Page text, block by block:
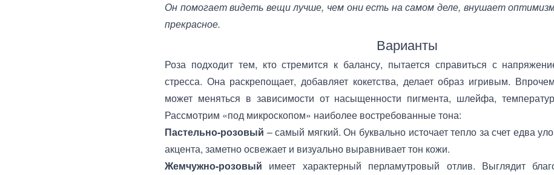
Он помогает видеть вещи лучше, чем они есть на самом деле, внушает
прекрасное.
Варианты
Роза подходит тем, кто стремится к балансу, пытается справиться с
стресса. Она раскрепощает, добавляет кокетства, делает образ игривым.
может меняться в зависимости от насыщенности пигмента, шлейфа,
Рассмотрим «под микроскопом» наиболее востребованные тона:
Пастельно-розовый – самый мягкий. Он буквально источает тепло за счет едва
акцента, заметно освежает и визуально выравнивает тон кожи.
Жемчужно-розовый имеет характерный перламутровый отлив. Выглядит